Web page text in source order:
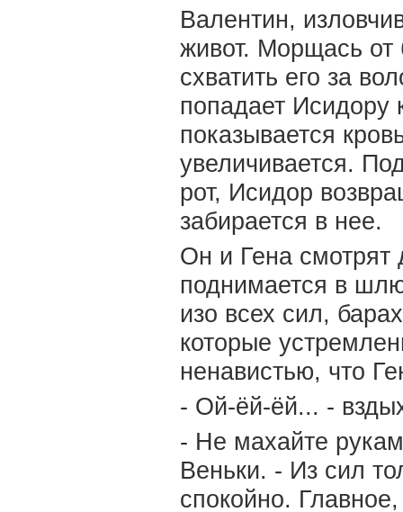
Валентин,
живот. Морщась от
схватить его за
попадает Исидору
показывается
увеличивается.
рот, Исидор
забирается в нее.
Он и Гена смотрят
поднимается в
изо всех сил,
которые
ненавистью, что
- Ой-ёй-ёй... -
- Не махайте
Веньки. - Из сил
спокойно.